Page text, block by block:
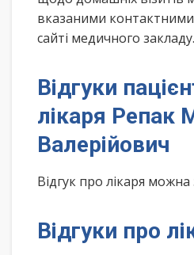
вказаними
сайті медичного закладу.
Відгуки
лікаря Репак
Валерійович
Відгук про лікаря
Відгуки про